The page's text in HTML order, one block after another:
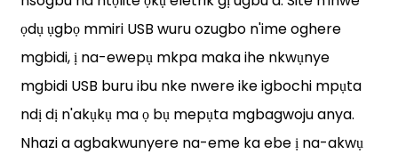
ọdụ ụgbọ mmiri USB wuru ozugbo n'ime oghere
mgbidi, ị na-ewepụ mkpa maka ihe nkwụnye
mgbidi USB buru ibu nke nwere ike igbochi mpụta
ndị dị n'akụkụ ma ọ bụ mepụta mgbagwoju anya.
Nhazi a agbakwunyere na-eme ka ebe ị na-akwụ